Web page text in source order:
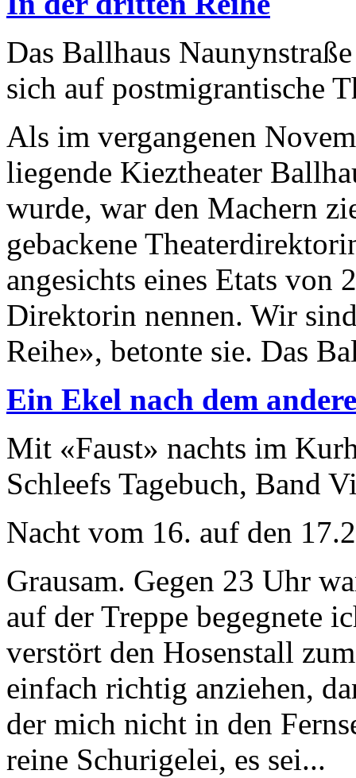
Das Ballhaus
sich auf postmigrantische
Als im vergangenen
liegende Kieztheater
wurde, war den Machern
gebackene
angesichts eines Etats von
Direktorin nennen. Wir
Reihe», betonte sie. Das
Ein Ekel nach dem
Mit «Faust» nachts im
Schleefs Tagebuch, Band
Nacht vom 16. auf den
Grausam. Gegen 23 Uhr
auf der Treppe begegnete
verstört den Hosenstall
einfach richtig anziehen,
der mich nicht in den
reine Schurigelei, es sei...